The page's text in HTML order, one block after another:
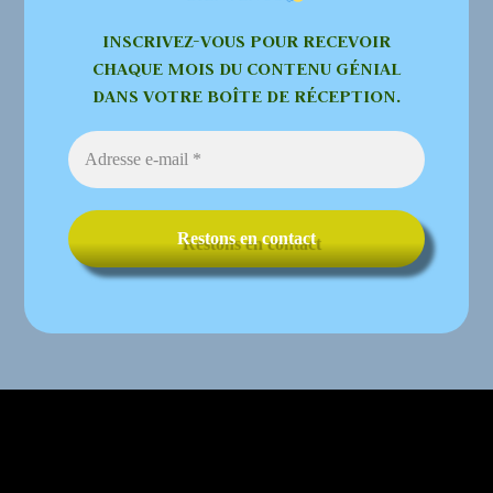
INSCRIVEZ-VOUS POUR RECEVOIR
CHAQUE MOIS DU CONTENU GÉNIAL
DANS VOTRE BOÎTE DE RÉCEPTION.